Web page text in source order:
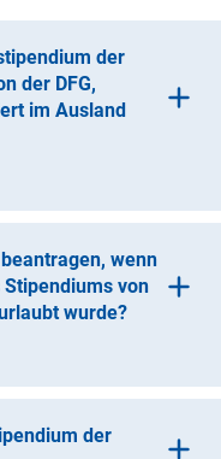
der
der DFG,
im Ausland
für einwenn
von
wurde?
zu arbeiten,
werden.
der